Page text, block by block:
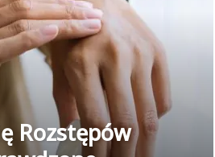
Rozstępów